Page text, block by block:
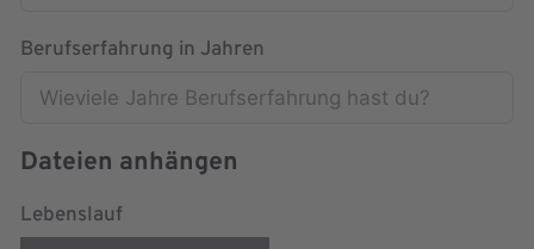
Berufserfahrung in Jahren
Dateien anhängen
Lebenslauf